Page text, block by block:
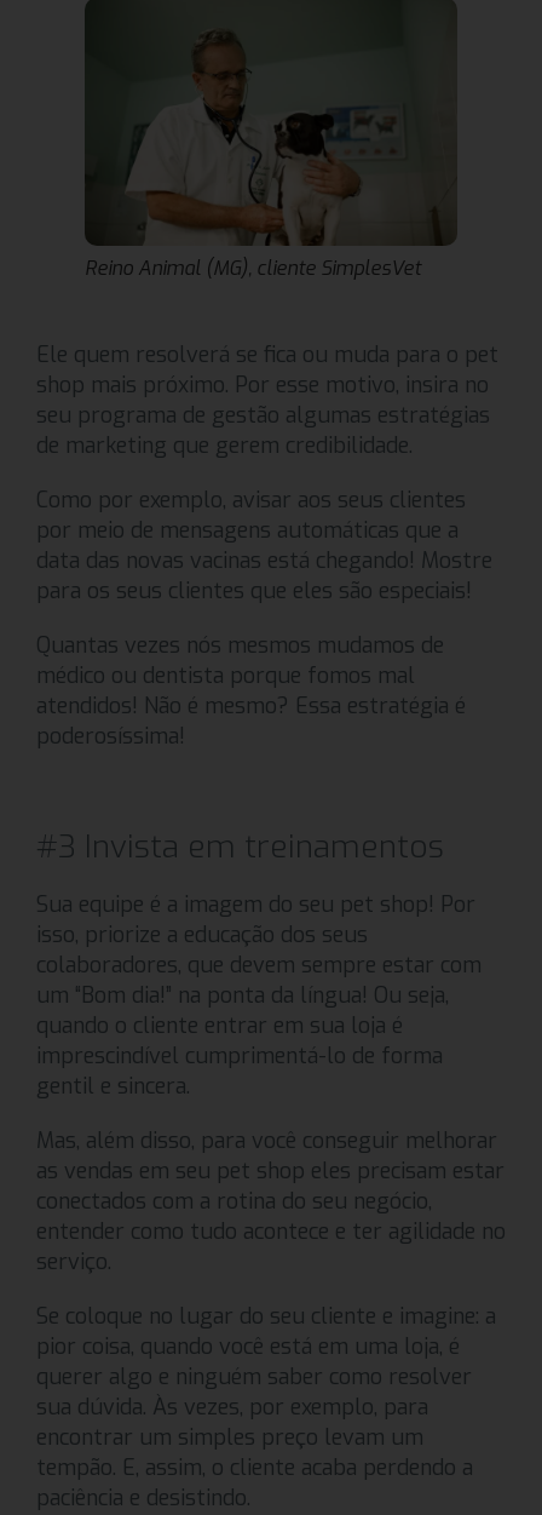
Reino Animal (MG), cliente SimplesVet
Ele quem resolverá se fica ou muda para o pet
shop mais próximo. Por esse motivo, insira no
seu programa de gestão algumas estratégias
de marketing que gerem credibilidade.
Como por exemplo, avisar aos seus clientes
por meio de mensagens automáticas que a
data das novas vacinas está chegando! Mostre
para os seus clientes que eles são especiais!
Quantas vezes nós mesmos mudamos de
médico ou dentista porque fomos mal
atendidos! Não é mesmo? Essa estratégia é
poderosíssima!
#3 Invista em treinamentos
Sua equipe é a imagem do seu pet shop! Por
isso, priorize a educação dos seus
colaboradores, que devem sempre estar com
um “Bom dia!” na ponta da língua! Ou seja,
quando o cliente entrar em sua loja é
imprescindível cumprimentá-lo de forma
gentil e sincera.
Mas, além disso, para você conseguir melhorar
as vendas em seu pet shop eles precisam estar
conectados com a rotina do seu negócio,
entender como tudo acontece e ter agilidade no
serviço.
Se coloque no lugar do seu cliente e imagine: a
pior coisa, quando você está em uma loja, é
querer algo e ninguém saber como resolver
sua dúvida. Às vezes, por exemplo, para
encontrar um simples preço levam um
tempão. E, assim, o cliente acaba perdendo a
paciência e desistindo.